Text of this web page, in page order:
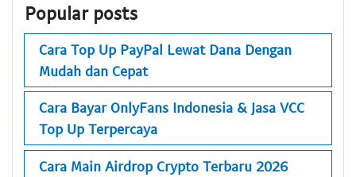
Popular posts
Cara Top Up PayPal Lewat Dana Dengan
Mudah dan Cepat
Cara Bayar OnlyFans Indonesia & Jasa VCC
Top Up Terpercaya
Cara Main Airdrop Crypto Terbaru 2026